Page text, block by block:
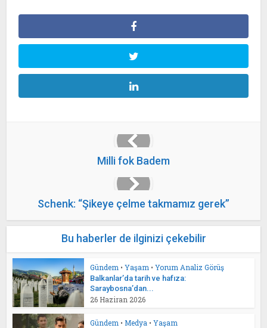
Milli fok Badem
Schenk: “Şikeye çelme takmamız gerek”
Bu haberler de ilginizi çekebilir
Gündem • Yaşam • Yorum Analiz Görüş
Balkanlar’da tarih ve hafıza:
Saraybosna’dan...
26 Haziran 2026
Gündem • Medya • Yaşam